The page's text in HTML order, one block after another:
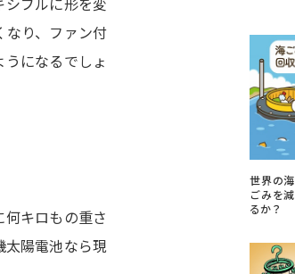
年スタート号特集ページ（高2生用）
特集ページ
実施プログラムから探す
受験準備
なり、ファン付
になるでしょ
キロもの重さ
陽電池なら現
世界の
ごみを
るか？